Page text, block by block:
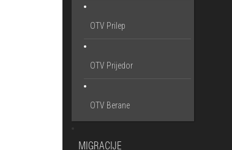
OTV Prilep
OTV Prijedor
OTV Berane
MIGRACIJE